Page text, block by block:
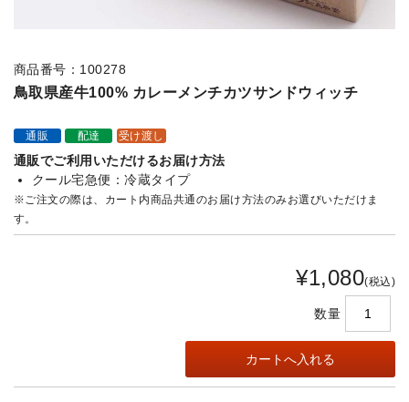
商品番号：100278
鳥取県産牛100% カレーメンチカツサンドウィッチ
通販 配達 受け渡し
通販でご利用いただけるお届け方法
クール宅急便：冷蔵タイプ
※ご注文の際は、カート内商品共通のお届け方法のみお選びいただけま
す。
¥1,080(税込)
数量